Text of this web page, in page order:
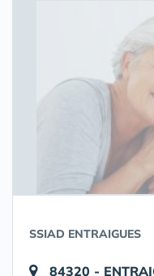
SSIAD ENTRAIGUES
84320 -